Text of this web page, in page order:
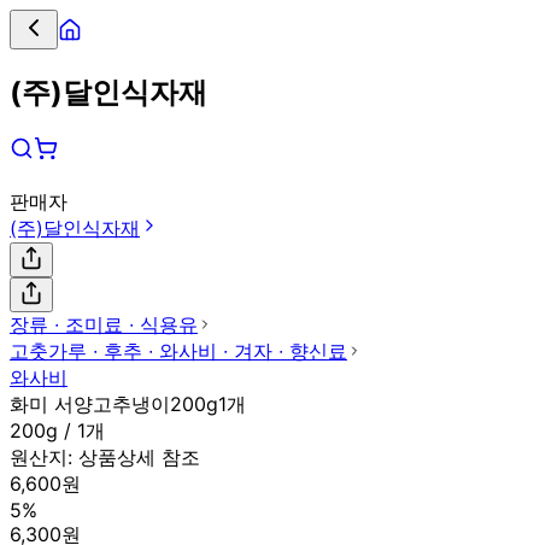
(주)달인식자재
판매자
(주)달인식자재
장류 ∙ 조미료 ∙ 식용유
고춧가루 ∙ 후추 ∙ 와사비 ∙ 겨자 ∙ 향신료
와사비
화미 서양고추냉이200g1개
200g / 1개
원산지: 상품상세 참조
6,600원
5%
6,300원